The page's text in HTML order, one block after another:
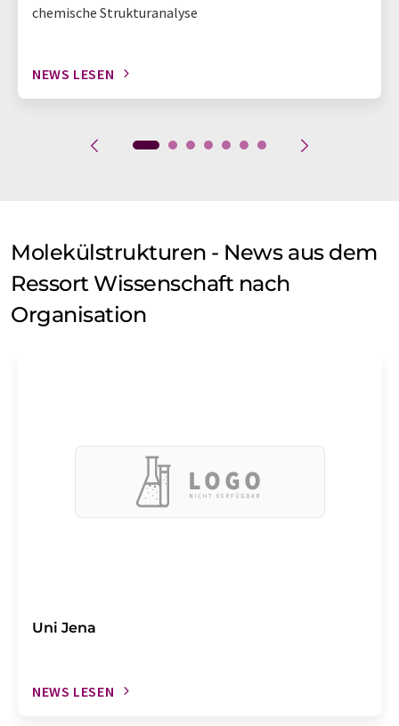
chemische Strukturanalyse
NEWS LESEN
Molekülstrukturen - News aus dem
Ressort Wissenschaft nach
Organisation
Uni Jena
NEWS LESEN